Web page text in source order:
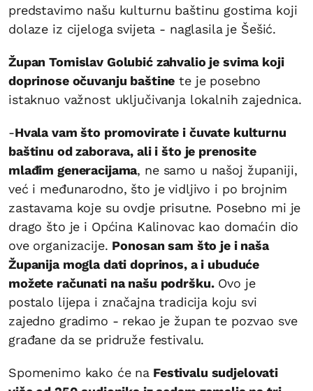
predstavimo našu kulturnu baštinu gostima koji
dolaze iz cijeloga svijeta - naglasila je Šešić.
Župan Tomislav Golubić zahvalio je svima koji
doprinose očuvanju baštine te je posebno
istaknuo važnost uključivanja lokalnih zajednica.
-Hvala vam što promovirate i čuvate kulturnu
baštinu od zaborava, ali i što je prenosite
mlađim generacijama, ne samo u našoj županiji,
već i međunarodno, što je vidljivo i po brojnim
zastavama koje su ovdje prisutne. Posebno mi je
drago što je i Općina Kalinovac kao domaćin dio
ove organizacije. Ponosan sam što je i naša
Županija mogla dati doprinos, a i ubuduće
možete računati na našu podršku.Ovo je
postalo lijepa i značajna tradicija koju svi
zajedno gradimo - rekao je župan te pozvao sve
građane da se pridruže festivalu.
Spomenimo kako će na Festivalu sudjelovati